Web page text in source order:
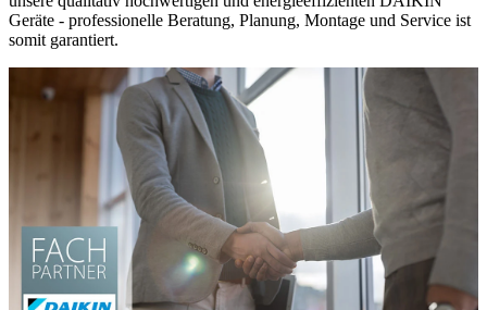
Geräte - professionelle Beratung, Planung, Montage und Service ist
somit garantiert.